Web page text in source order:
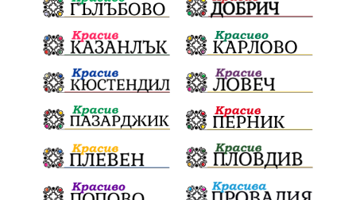
„Отваряне на града към морето“
Негодна за пиене вода във Варненско
цялостно обновяване Музеъ на мозайките
и прилежащия парк в Девня
Гражданска инициатива „Парад на гордостта“